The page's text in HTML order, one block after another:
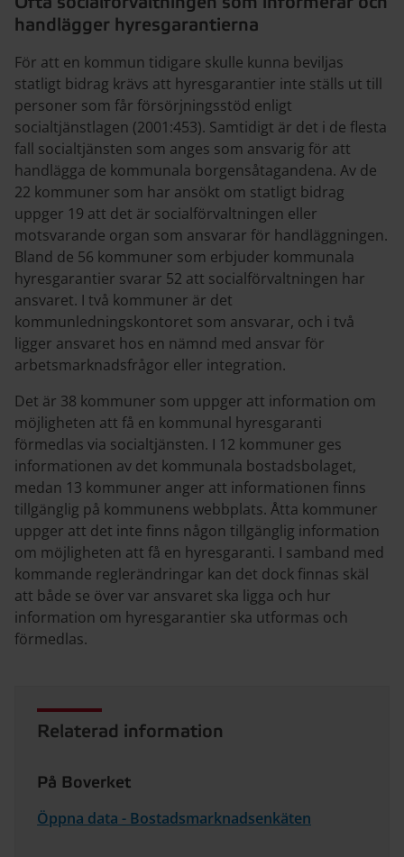
handlägger hyresgarantierna
För att en kommun tidigare skulle kunna beviljas
statligt bidrag krävs att hyresgarantier inte ställs ut till
personer som får försörjningsstöd enligt
socialtjänstlagen (2001:453). Samtidigt är det i de flesta
fall socialtjänsten som anges som ansvarig för att
handlägga de kommunala borgensåtagandena. Av de
22 kommuner som har ansökt om statligt bidrag
uppger 19 att det är socialförvaltningen eller
motsvarande organ som ansvarar för handläggningen.
Bland de 56 kommuner som erbjuder kommunala
hyresgarantier svarar 52 att socialförvaltningen har
ansvaret. I två kommuner är det
kommunledningskontoret som ansvarar, och i två
ligger ansvaret hos en nämnd med ansvar för
arbetsmarknadsfrågor eller integration.
Det är 38 kommuner som uppger att information om
möjligheten att få en kommunal hyresgaranti
förmedlas via socialtjänsten. I 12 kommuner ges
informationen av det kommunala bostadsbolaget,
medan 13 kommuner anger att informationen finns
tillgänglig på kommunens webbplats. Åtta kommuner
uppger att det inte finns någon tillgänglig information
om möjligheten att få en hyresgaranti. I samband med
kommande reglerändringar kan det dock finnas skäl
att både se över var ansvaret ska ligga och hur
information om hyresgarantier ska utformas och
förmedlas.
Relaterad information
På Boverket
Öppna data - Bostadsmarknadsenkäten